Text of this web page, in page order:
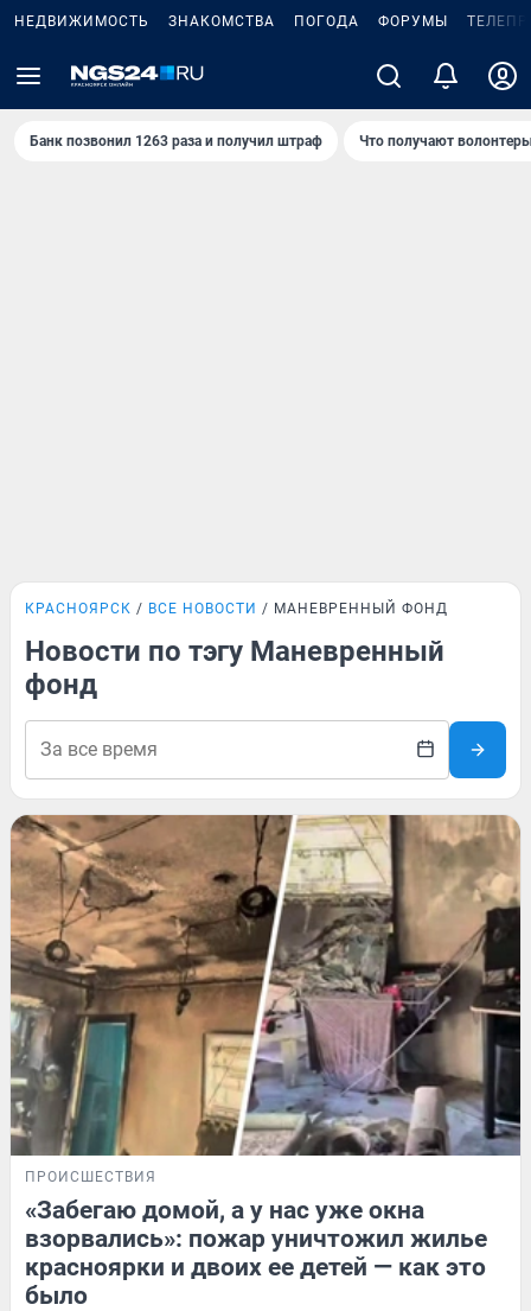
НЕДВИЖИМОСТЬ ЗНАКОМСТВА ПОГОДА ФОРУМЫ
Банк позвонил 1263 раза и получил штраф Что получают
КРАСНОЯРСК ВСЕ НОВОСТИ МАНЕВРЕННЫЙ ФОНД
Новости по тэгу Маневренный
фонд
ПРОИСШЕСТВИЯ
«Забегаю домой, а у нас уже окна
взорвались»: пожар уничтожил жилье
красноярки и двоих ее детей — как это
было